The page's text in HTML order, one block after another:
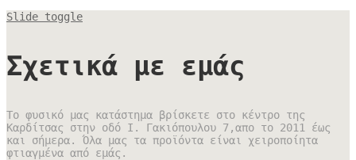
Slide toggle
Σχετικά με εμάς
Το φυσικό μας κατάστημα βρίσκετε στο κέντρο της
Καρδίτσας στην οδό Ι. Γακιόπουλου 7,απο το 2011 έως
και σήμερα. Όλα μας τα προϊόντα είναι χειροποίητα
φτιαγμένα από εμάς.